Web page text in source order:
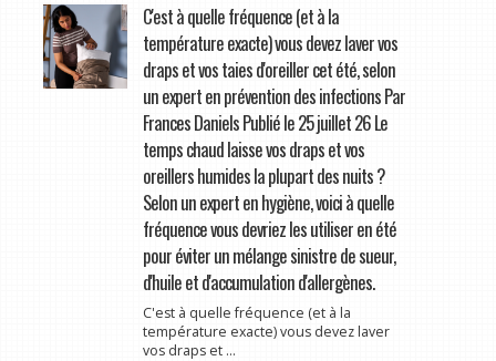
C'est à quelle fréquence (et à la
température exacte) vous devez laver vos
draps et vos taies d'oreiller cet été, selon
un expert en prévention des infections Par
Frances Daniels Publié le 25 juillet 26 Le
temps chaud laisse vos draps et vos
oreillers humides la plupart des nuits ?
Selon un expert en hygiène, voici à quelle
fréquence vous devriez les utiliser en été
pour éviter un mélange sinistre de sueur,
d'huile et d'accumulation d'allergènes.
C'est à quelle fréquence (et à la
température exacte) vous devez laver
vos draps et ...